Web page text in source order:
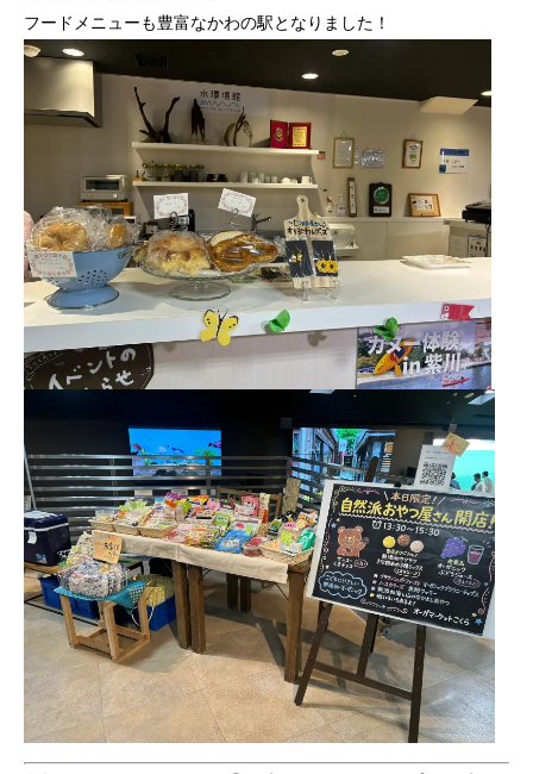
フードメニューも豊富なかわの駅となりました！